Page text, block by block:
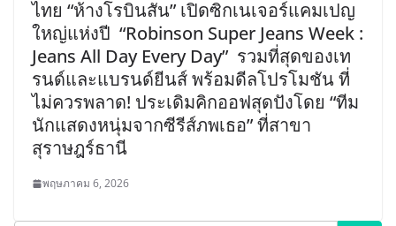
ไทย “ห้างโรบินสัน” เปิดซิกเนเจอร์แคมเปญ
ใหญ่แห่งปี “Robinson Super Jeans Week :
Jeans All Day Every Day” รวมที่สุดของเท
รนด์และแบรนด์ยีนส์ พร้อมดีลโปรโมชัน ที่
ไม่ควรพลาด! ประเดิมคิกออฟสุดปังโดย “ทีม
นักแสดงหนุ่มจากซีรีส์ภพเธอ” ที่สาขา
สุราษฎร์ธานี
พฤษภาคม 6, 2026